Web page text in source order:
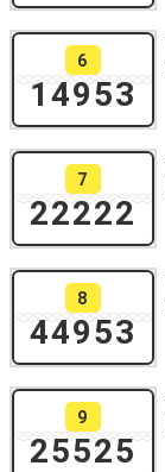
6
14953
7
22222
8
44953
9
25525